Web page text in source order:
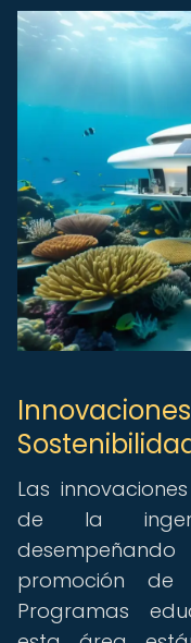
Las
de la
promoción de
Programas